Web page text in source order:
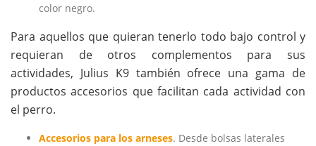
color negro.
Para aquellos que quieran tenerlo todo bajo control y
requieran de otros complementos para sus
actividades, Julius K9 también ofrece una gama de
productos accesorios que facilitan cada actividad con
el perro.
Accesorios para los arneses. Desde bolsas laterales